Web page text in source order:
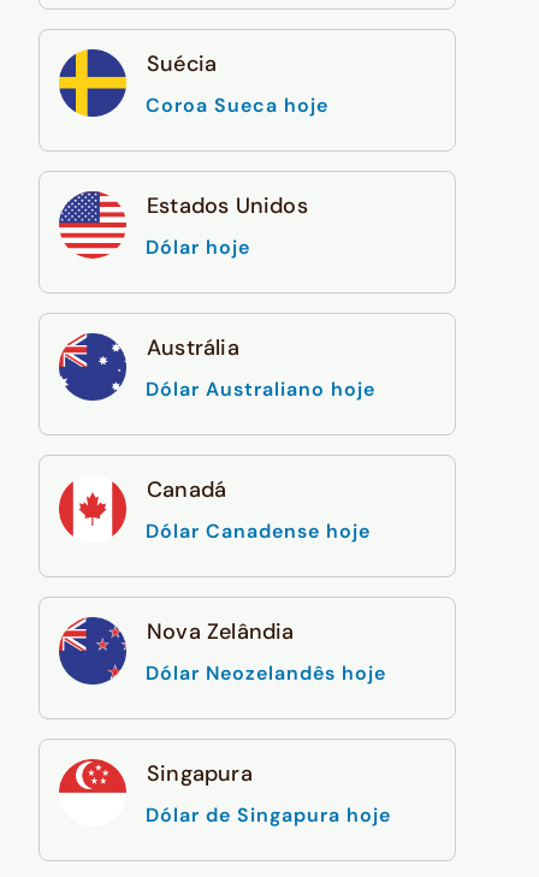
Suécia
Coroa Sueca hoje
Estados Unidos
Dólar hoje
Austrália
Dólar Australiano hoje
Canadá
Dólar Canadense hoje
Nova Zelândia
Dólar Neozelandês hoje
Singapura
Dólar de Singapura hoje